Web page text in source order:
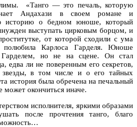
«Танго — это печаль, которую
Андахази в своем романе и
историю о бедном юноше, который
выступать цирковым борцом, и
от которой сходили с ума
Карлоса Гарделя. Юноше
Гарделем, но не на сцене. Он стал
едва ли не поверенным его секретов,
звезды, в том числе и о его тайных
история была обречена на печальный
может окончиться иначе.
исполнителя, яркими образами
после прочтения танго, благо